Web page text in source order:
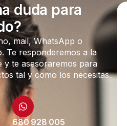
duda para
mail, WhatsApp o
Te responderemos a la
y te asesoraremos para
tal y como los necesitas.
680 928 005